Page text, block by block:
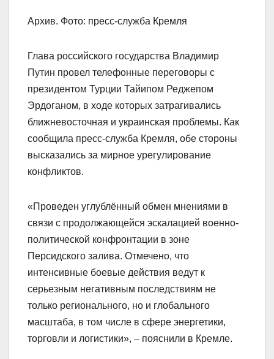
Архив. Фото: пресс-служба Кремля
Глава российского государства Владимир
Путин провел телефонные переговоры с
президентом Турции Тайипом Реджепом
Эрдоганом, в ходе которых затрагивались
ближневосточная и украинская проблемы. Как
сообщила пресс-служба Кремля, обе стороны
высказались за мирное урегулирование
конфликтов.
«Проведен углублённый обмен мнениями в
связи с продолжающейся эскалацией военно-
политической конфронтации в зоне
Персидского залива. Отмечено, что
интенсивные боевые действия ведут к
серьезным негативным последствиям не
только регионального, но и глобального
масштаба, в том числе в сфере энергетики,
торговли и логистики», – пояснили в Кремле.